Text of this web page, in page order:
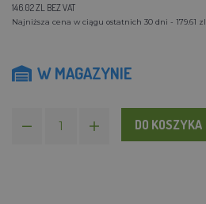
146.02 ZL BEZ VAT
Najniższa cena w ciągu ostatnich 30 dni - 179.61 zl
W MAGAZYNIE
DO KOSZYKA